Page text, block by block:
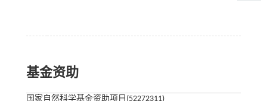
基金资助
国家自然科学基金资助项目(52272311)